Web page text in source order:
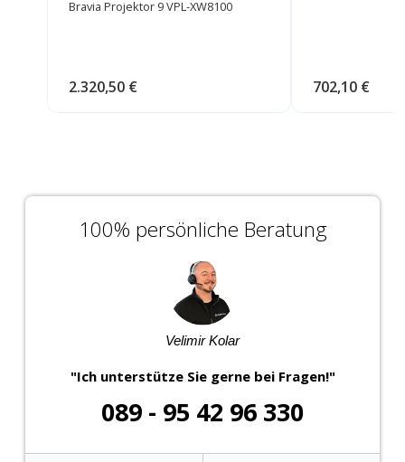
Bravia Projektor 9 VPL-XW8100
2.320,50 € 702,10 €
100% persönliche Beratung
Velimir Kolar
"Ich unterstütze Sie gerne bei Fragen!"
089 - 95 42 96 330